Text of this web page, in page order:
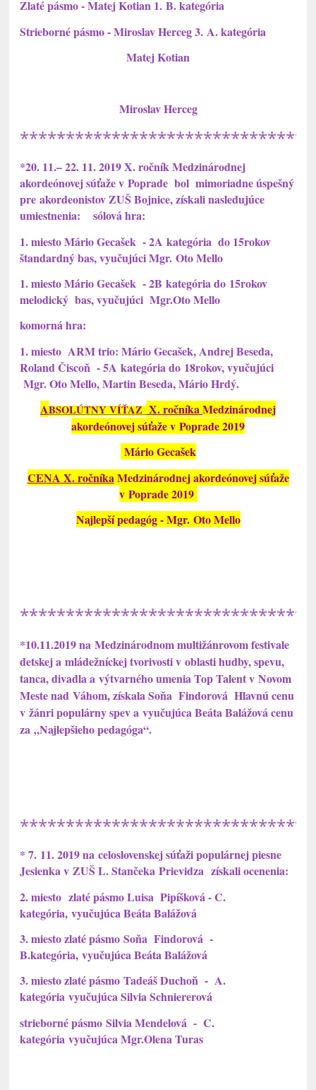
Zlaté pásmo - Matej Kotian 1. B. kategória
Strieborné pásmo - Miroslav Herceg 3. A. kategória
Matej Kotian
Miroslav Herceg
*20. 11.– 22. 11. 2019 X. ročník Medzinárodnej
akordeónovej súťaže v Poprade bol mimoriadne úspešný
pre akordeonistov ZUŠ Bojnice, získali nasledujúce
umiestnenia:sólová hra:
1. miesto Mário Gecašek - 2A kategória do 15rokov
štandardný bas, vyučujúci Mgr. Oto Mello
1. miesto Mário Gecašek - 2B kategória do 15rokov
melodický bas, vyučujúci Mgr.Oto Mello
komorná hra:
1. miesto ARM trio: Mário Gecašek, Andrej Beseda,
Roland Čiscoň - 5A kategória do 18rokov, vyučujúci
Mgr. Oto Mello, Martin Beseda, Mário Hrdý.
ABSOLÚTNY VÍŤAZX. ročníkaMedzinárodnej
akordeónovej súťaže v Poprade 2019
Mário Gecašek
CENA X. ročníkaMedzinárodnej akordeónovej súťaže
v Poprade 2019
Najlepší pedagóg - Mgr. Oto Mello
*10.11.2019 na Medzinárodnom multižánrovom festivale
detskej a mládežníckej tvorivosti v oblasti hudby, spevu,
tanca, divadla a výtvarného umenia Top Talent v Novom
Meste nad Váhom, získala Soňa Findorová Hlavnú cenu
v žánri populárny spev a vyučujúca Beáta Balážová cenu
za „Najlepšieho pedagóga“.
* 7. 11. 2019 na celoslovenskej súťaži populárnej piesne
Jesienka v ZUŠL. Stančeka Prievidza získali ocenenia:
2. miesto zlaté pásmo Luisa Pipíšková - C.
kategória, vyučujúca Beáta Balážová
3. miesto zlaté pásmo Soňa Findorová -
B.kategória, vyučujúca Beáta Balážová
3. miesto zlaté pásmo Tadeáš Duchoň - A.
kategória vyučujúca Silvia Schniererová
strieborné pásmo Silvia Mendelová - C.
kategória vyučujúca Mgr.Olena Turas